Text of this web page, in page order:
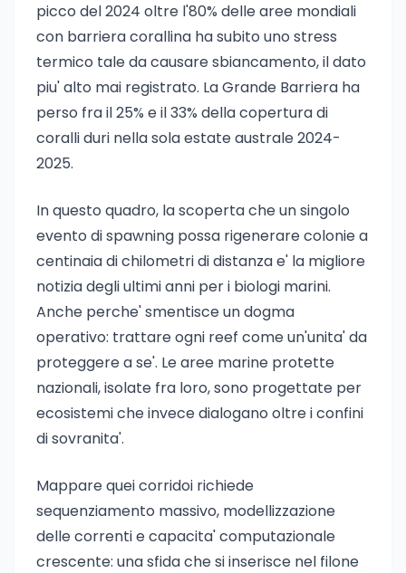
picco del 2024 oltre l'80% delle aree mondiali
con barriera corallina ha subito uno stress
termico tale da causare sbiancamento, il dato
piu' alto mai registrato. La Grande Barriera ha
perso fra il 25% e il 33% della copertura di
coralli duri nella sola estate australe 2024-
2025.
In questo quadro, la scoperta che un singolo
evento di spawning possa rigenerare colonie a
centinaia di chilometri di distanza e' la migliore
notizia degli ultimi anni per i biologi marini.
Anche perche' smentisce un dogma
operativo: trattare ogni reef come un'unita' da
proteggere a se'. Le aree marine protette
nazionali, isolate fra loro, sono progettate per
ecosistemi che invece dialogano oltre i confini
di sovranita'.
Mappare quei corridoi richiede
sequenziamento massivo, modellizzazione
delle correnti e capacita' computazionale
crescente: una sfida che si inserisce nel filone